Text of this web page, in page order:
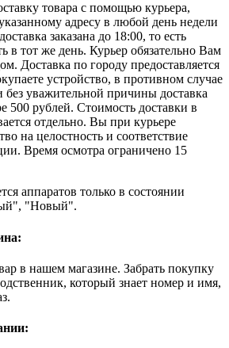
товара с помощью курьера,
адресу в любой день недели
заказана до 18:00, то есть
в тот же день. Курьер обязательно Вам
Доставка по городу предоставляется
устройство, в противном случае
без уважительной причины доставка
500 рублей. Стоимость доставки в
отдельно. Вы при курьере
на целостность и соответствие
Время осмотра ограничено 15
аппаратов только в состоянии
"Новый".
в нашем магазине. Забрать покупку
который знает номер и имя,